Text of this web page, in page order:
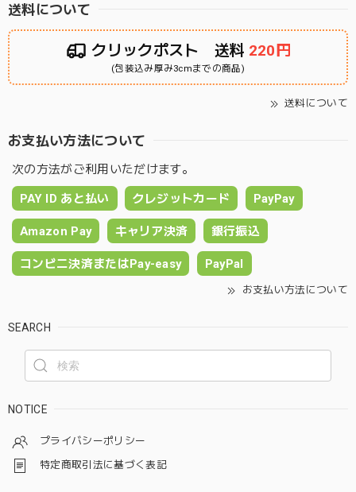
送料について
クリックポスト 送料 220円
(包装込み厚み3cmまでの商品)
送料について
お支払い方法について
次の方法がご利用いただけます。
PAY ID あと払い クレジットカード PayPay
Amazon Pay キャリア決済 銀行振込
コンビニ決済またはPay-easy PayPal
お支払い方法について
SEARCH
NOTICE
プライバシーポリシー
特定商取引法に基づく表記